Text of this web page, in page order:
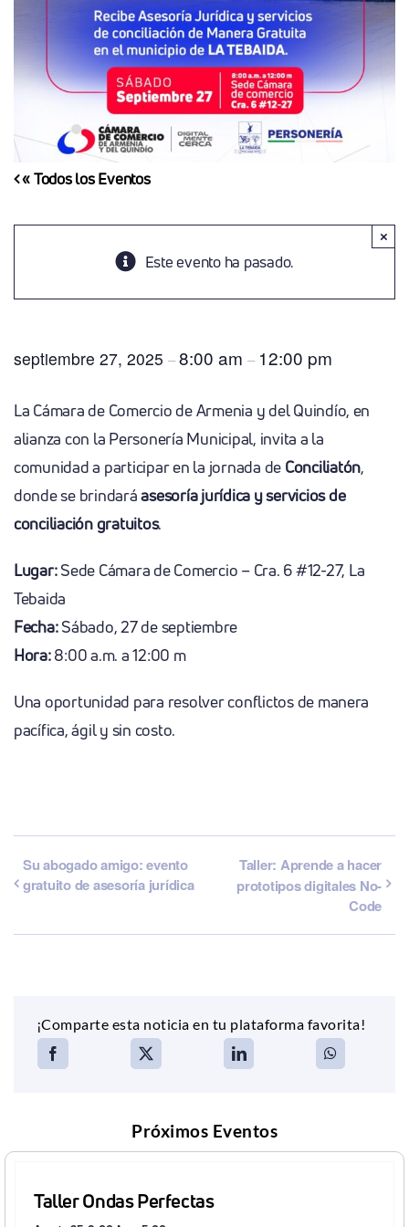
« Todos los Eventos
Este evento ha pasado.
×
septiembre 27, 2025 –8:00 am – 12:00 pm
La Cámara de Comercio de Armenia y del Quindío, en
alianza con la Personería Municipal, invita a la
comunidad a participar en la jornada de Conciliatón,
donde se brindaráasesoría jurídica y servicios de
conciliación gratuitos.
Lugar:Sede Cámara de Comercio – Cra. 6 #12-27, La
Tebaida
Fecha:Sábado, 27 de septiembre
Hora:8:00 a.m. a 12:00 m
Una oportunidad para resolver conflictos de manera
pacífica, ágil y sin costo.
Su abogado amigo: evento
gratuito de asesoría jurídica
Taller: Aprende a hacer
prototipos digitales No-
Code
¡Comparte esta noticia en tu plataforma favorita!
Próximos Eventos
Taller Ondas Perfectas